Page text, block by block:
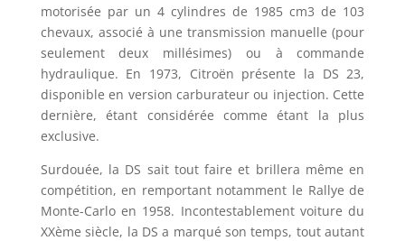
motorisée par un 4 cylindres de 1985 cm3 de 103
chevaux, associé à une transmission manuelle (pour
seulement deux millésimes) ou à commande
hydraulique. En 1973, Citroën présente la DS 23,
disponible en version carburateur ou injection. Cette
dernière, étant considérée comme étant la plus
exclusive.
Surdouée, la DS sait tout faire et brillera même en
compétition, en remportant notamment le Rallye de
Monte-Carlo en 1958. Incontestablement voiture du
XXème siècle, la DS a marqué son temps, tout autant